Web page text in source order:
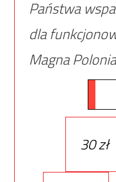
Państwa
dla
Magna
30 zł